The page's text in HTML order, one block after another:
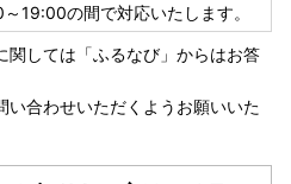
19:00の間で対応いたします。
関しては「ふるなび」からはお答
い合わせいただくようお願いいた